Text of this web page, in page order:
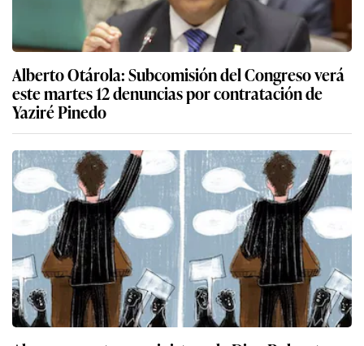
Alberto Otárola: Subcomisión del Congreso verá
este martes 12 denuncias por contratación de
Yaziré Pinedo